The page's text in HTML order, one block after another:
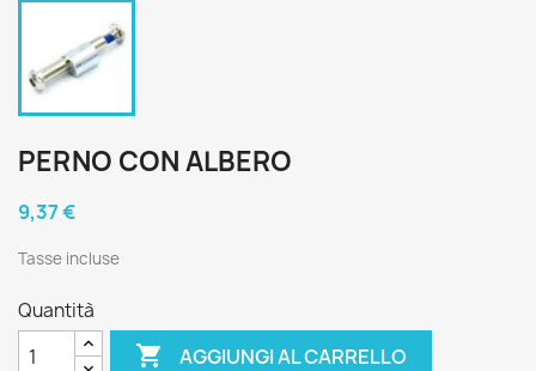
PERNO CON ALBERO
9,37 €
Tasse incluse
Quantità
 AGGIUNGI AL CARRELLO